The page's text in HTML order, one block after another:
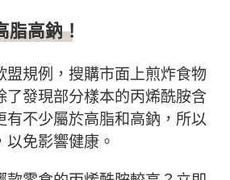
高鈉！
盟規例，搜購市面上煎炸食物
了發現部分樣本的丙烯酰胺含
有不少屬於高脂和高鈉，所以
免影響健康。